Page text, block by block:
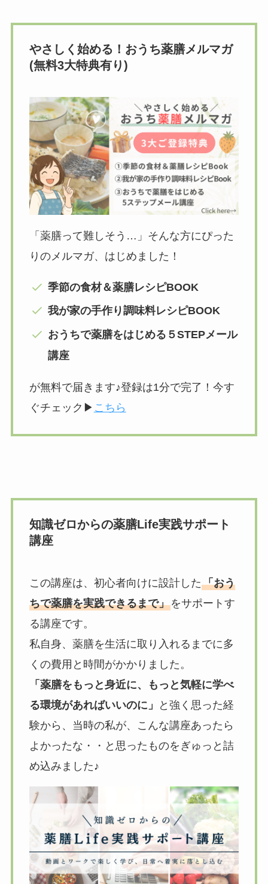
やさしく始める！おうち薬膳メルマガ
(無料3大特典有り)
「薬膳って難しそう…」そんな方にぴった
りのメルマガ、はじめました！
季節の食材＆薬膳レシピBOOK
我が家の手作り調味料レシピBOOK
おうちで薬膳をはじめる５STEPメール
講座
が無料で届きます♪登録は1分で完了！今す
ぐチェック▶︎ こちら
知識ゼロからの薬膳Life実践サポート
講座
この講座は、初心者向けに設計した「おう
ちで薬膳を実践できるまで」をサポートす
る講座です。
私自身、薬膳を生活に取り入れるまでに多
くの費用と時間がかかりました。
「薬膳をもっと身近に、もっと気軽に学べ
る環境があればいいのに」
と強く思った経
験から、当時の私が、こんな講座あったら
よかったな・・と思ったものをぎゅっと詰
め込みました♪